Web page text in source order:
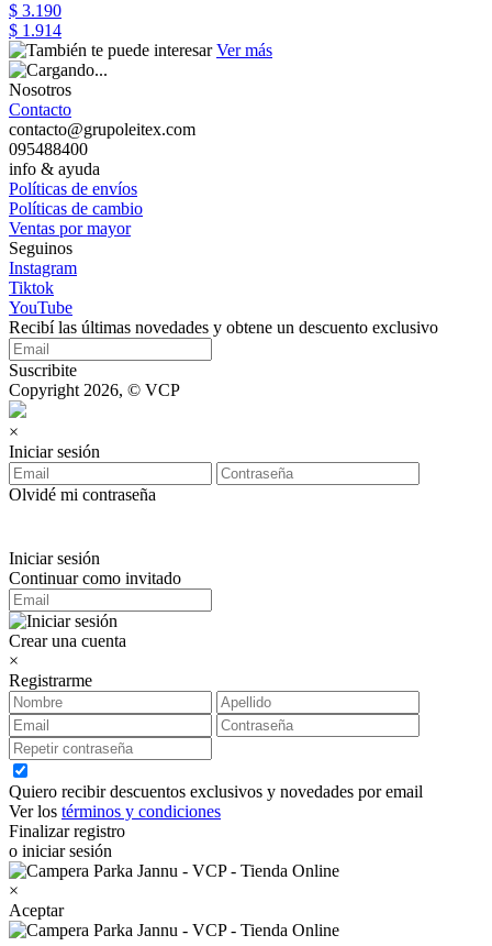
$ 3.190
$ 1.914
Ver más
Nosotros
Contacto
contacto@grupoleitex.com
095488400
info & ayuda
Políticas de envíos
Políticas de cambio
Ventas por mayor
Seguinos
Instagram
Tiktok
YouTube
Recibí las últimas novedades y obtene un descuento exclusivo
Suscribite
Copyright 2026, © VCP
×
Iniciar sesión
Olvidé mi contraseña
Iniciar sesión
Continuar como invitado
Crear una cuenta
×
Registrarme
Quiero recibir descuentos exclusivos y novedades por email
Ver los términos y condiciones
Finalizar registro
o iniciar sesión
×
Aceptar